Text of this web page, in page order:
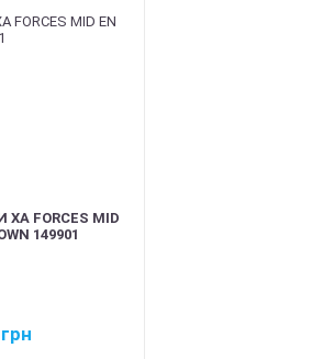
FORCES MID
149901
грн